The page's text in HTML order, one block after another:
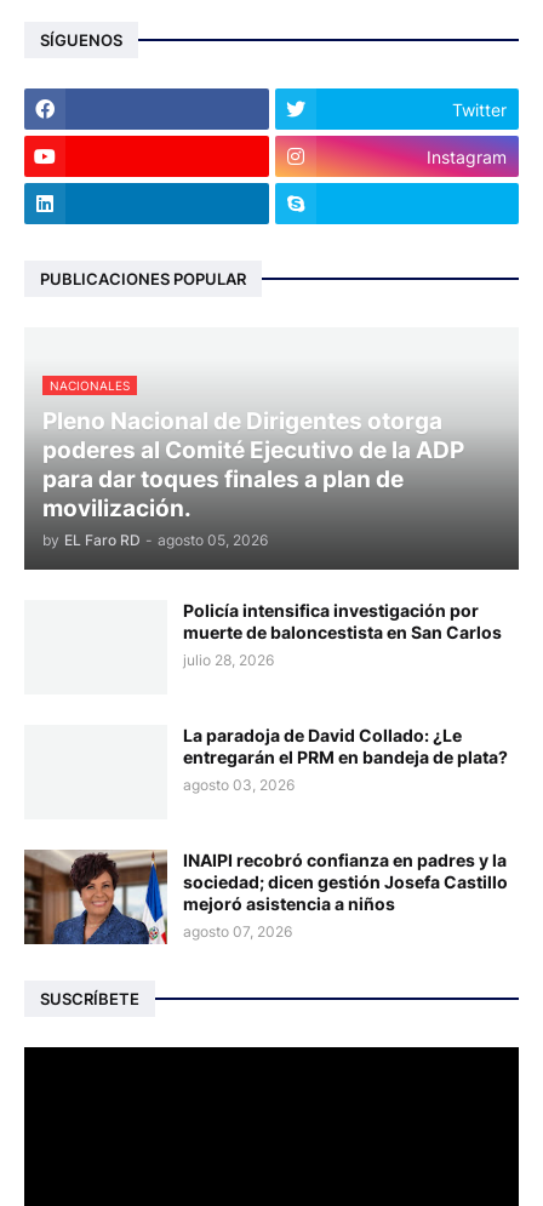
SÍGUENOS
Twitter
Instagram
PUBLICACIONES POPULAR
NACIONALES
Pleno Nacional de Dirigentes otorga
poderes al Comité Ejecutivo de la ADP
para dar toques finales a plan de
movilización.
by EL Faro RD - agosto 05, 2026
Policía intensifica investigación por
muerte de baloncestista en San Carlos
julio 28, 2026
La paradoja de David Collado: ¿Le
entregarán el PRM en bandeja de plata?
agosto 03, 2026
INAIPI recobró confianza en padres y la
sociedad; dicen gestión Josefa Castillo
mejoró asistencia a niños
agosto 07, 2026
SUSCRÍBETE